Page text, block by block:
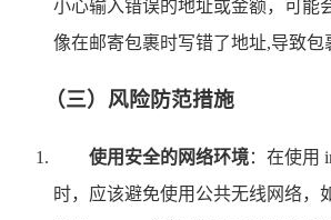
小心输入错误的地址或金额，可能
像在邮寄包裹时写错了地址,导致包
（三）风险防范措施
使用安全的网络环境：在使用
时，应该避免使用公共无线网络，